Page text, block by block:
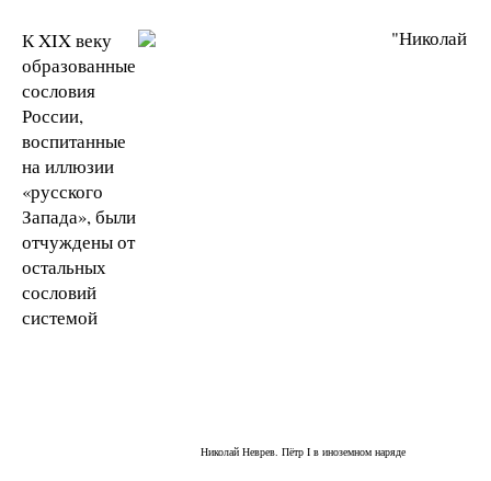
Николай Неврев. Пётр I в иноземном наряде
К XIX веку
образованные
сословия
России,
воспитанные
на иллюзии
«русского
Запада», были
отчуждены от
остальных
сословий
системой